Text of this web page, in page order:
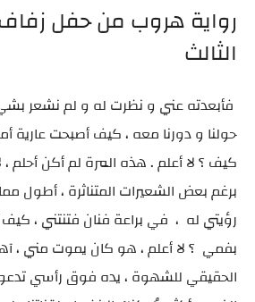
رواية هروب من حفل
الثالث
فأبعدته عني و نظرت له و لم نشعر
حولنا و دورنا معه ، كيف أصبحت عارية
كيف ؟ لا أعلم . هذه المرة لم أكن أحلم
برغم بعض الشعيرات المتناثرة ، أطول
رؤيتي له ، في براعة فنان فتنتني ،
بفمي ؟ لا أعلم ، هو كان يموت مني ،
الحقيقي للشهوة ، يده فوق رأسي